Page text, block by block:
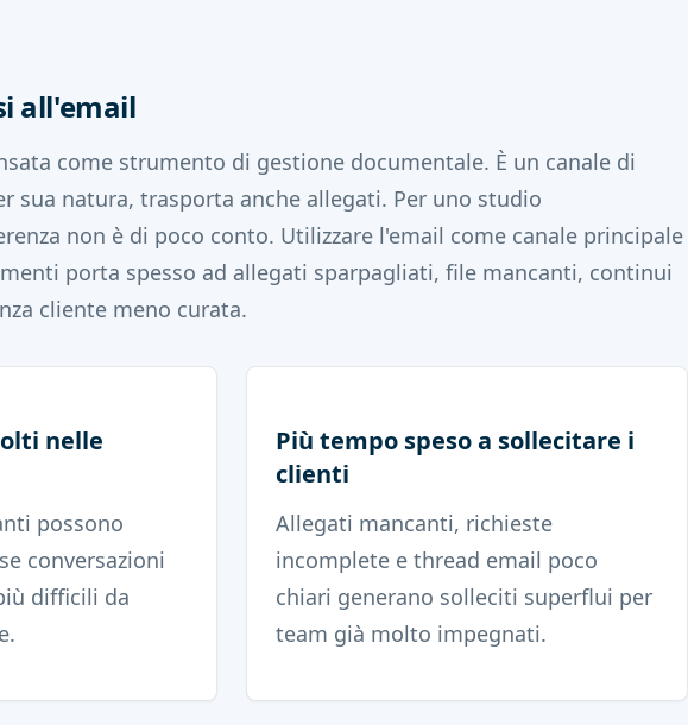
all'email
come strumento di gestione documentale. È un canale di
sua natura, trasporta anche allegati. Per uno studio
non è di poco conto. Utilizzare l'email come canale principale
porta spesso ad allegati sparpagliati, file mancanti, continui
cliente meno curata.
nelle
possono
conversazioni
difficili da
Più tempo speso a sollecitare i
clienti
Allegati mancanti, richieste
incomplete e thread email poco
chiari generano solleciti superflui per
team già molto impegnati.